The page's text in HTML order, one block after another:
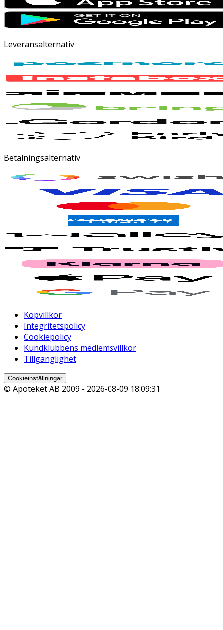
Leveransalternativ
Betalningsalternativ
Köpvillkor
Integritetspolicy
Cookiepolicy
Kundklubbens medlemsvillkor
Tillgänglighet
Cookieinställningar
© Apoteket AB 2009 - 2026-08-09 18:09:31